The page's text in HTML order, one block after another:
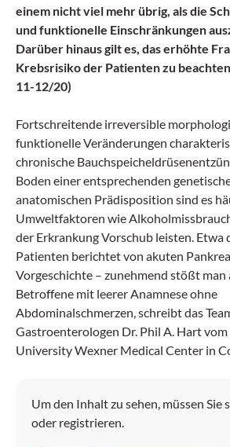
einem nicht viel mehr übrig, als die
und funktionelle Einschränkungen
Darüber hinaus gilt es, das erhöhte
Krebsrisiko der Patienten zu
11-12/20)
Fortschreitende irreversible
funktionelle Veränderungen
chronische
Boden einer entsprechenden
anatomischen Prädisposition sind es
Umweltfaktoren wie
der Erkrankung Vorschub leisten. Etwa
Patienten berichtet von akuten
Vorgeschichte – zunehmend stößt man
Betroffene mit leerer Anamnese ohne
Abdominalschmerzen, schreibt das
Gastroenterologen Dr. Phil A. Hart
University Wexner Medical Center in
Um den Inhalt zu sehen, müssen Sie
oder registrieren.